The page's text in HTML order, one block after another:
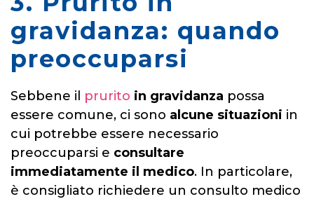
gravidanza: quando
preoccuparsi
Sebbene il prurito in gravidanza possa
essere comune, ci sono alcune situazioni in
cui potrebbe essere necessario
preoccuparsi e consultare
immediatamente il medico. In particolare,
è consigliato richiedere un consulto medico